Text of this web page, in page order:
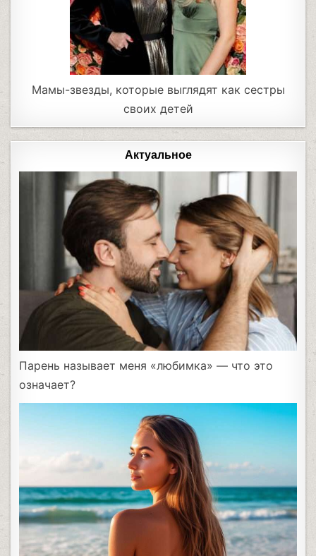
Мамы-звезды, которые выглядят как сестры
своих детей
Актуальное
Парень называет меня «любимка» — что это
означает?